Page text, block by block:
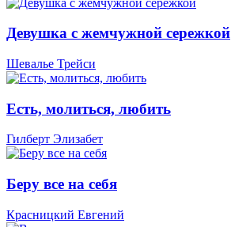
Девушка с жемчужной сережкой
Шевалье Трейси
Есть, молиться, любить
Гилберт Элизабет
Беру все на себя
Красницкий Евгений